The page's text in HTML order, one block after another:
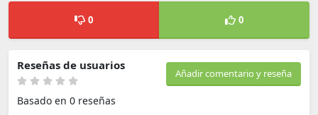
0 0
Añadir comentario y reseña
Reseñas de usuarios
Basado en 0 reseñas